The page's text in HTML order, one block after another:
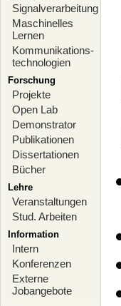
Signalverarbeitung
Maschinelles
Lernen
Kommunikations-
technologien
Forschung
Projekte
Open Lab
Demonstrator
Publikationen
Dissertationen
Bücher
Lehre
Veranstaltungen
Stud. Arbeiten
Information
Intern
Konferenzen
Externe
Jobangebote